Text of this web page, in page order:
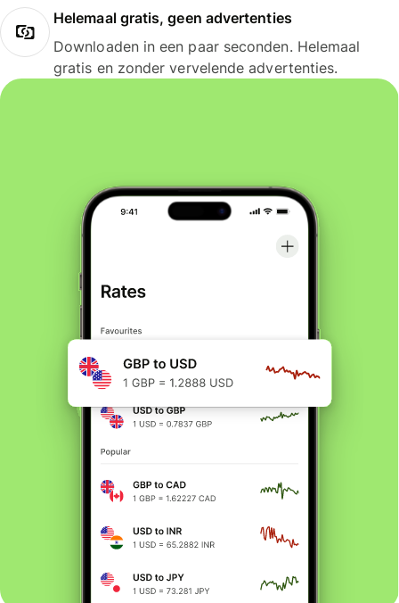
Helemaal gratis, geen advertenties
Downloaden in een paar seconden. Helemaal
gratis en zonder vervelende advertenties.